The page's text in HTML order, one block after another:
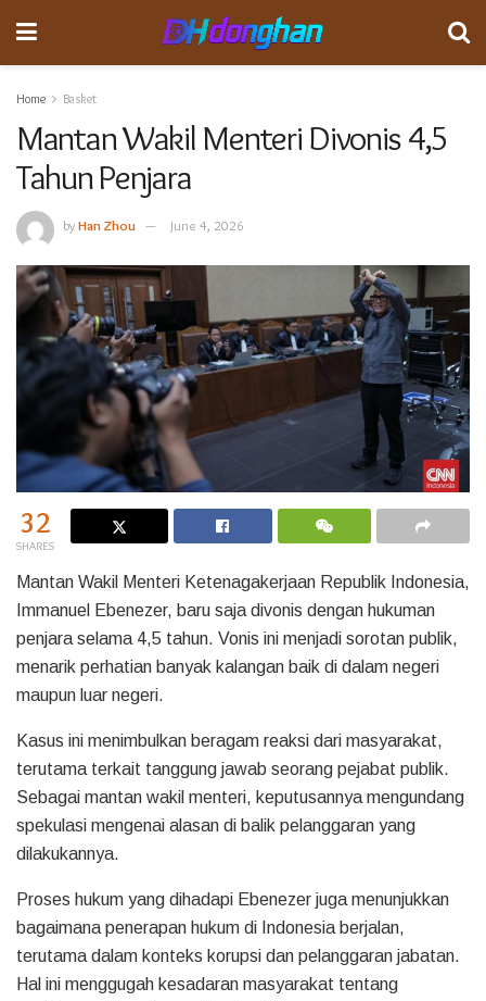
Home Basket
Mantan Wakil Menteri Divonis 4,5
Tahun Penjara
byHan Zhou June 4, 2026
32
SHARES
Mantan Wakil Menteri Ketenagakerjaan Republik Indonesia,
Immanuel Ebenezer, baru saja divonis dengan hukuman
penjara selama 4,5 tahun. Vonis ini menjadi sorotan publik,
menarik perhatian banyak kalangan baik di dalam negeri
maupun luar negeri.
Kasus ini menimbulkan beragam reaksi dari masyarakat,
terutama terkait tanggung jawab seorang pejabat publik.
Sebagai mantan wakil menteri, keputusannya mengundang
spekulasi mengenai alasan di balik pelanggaran yang
dilakukannya.
Proses hukum yang dihadapi Ebenezer juga menunjukkan
bagaimana penerapan hukum di Indonesia berjalan,
terutama dalam konteks korupsi dan pelanggaran jabatan.
Hal ini menggugah kesadaran masyarakat tentang